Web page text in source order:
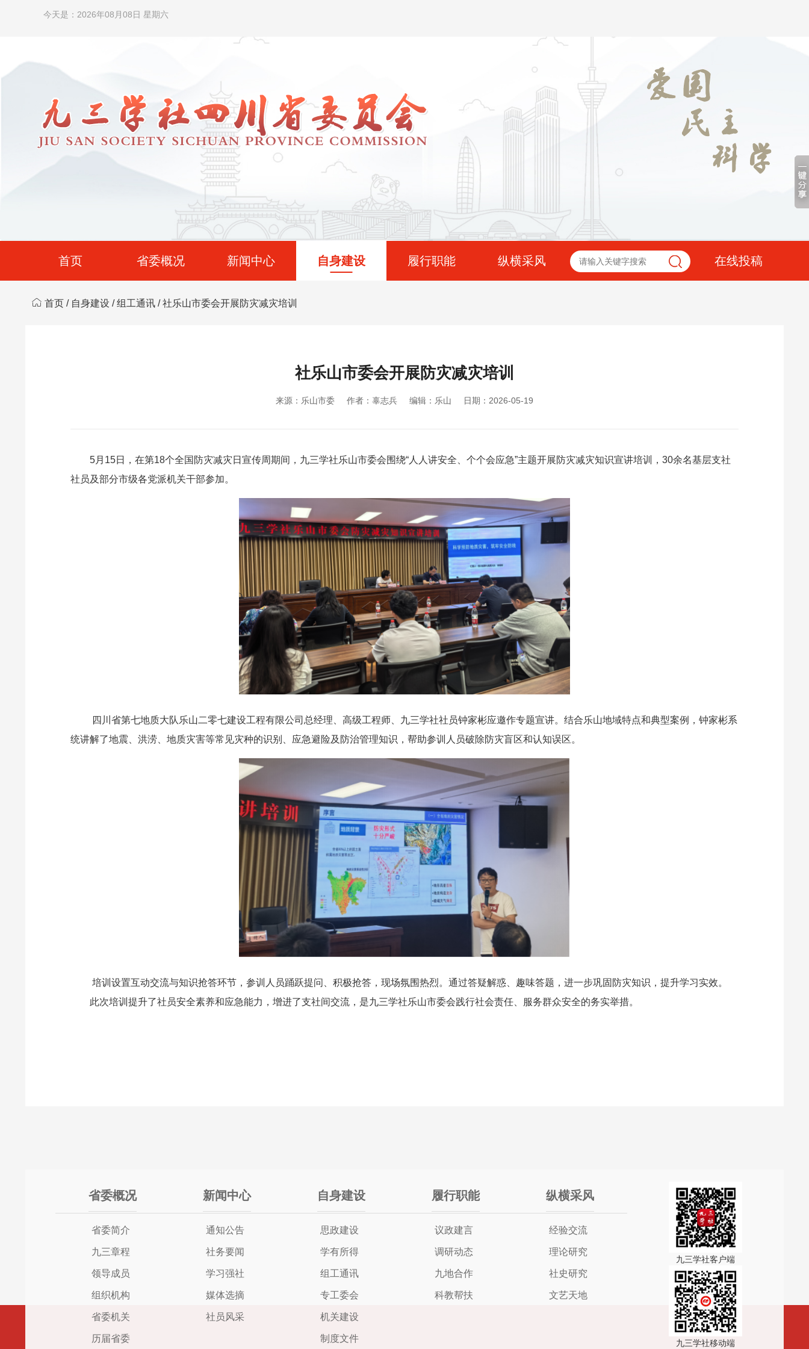
今天是：2026年08月08日 星期六
首页 省委概况 新闻中心 自身建设 履行职能 纵横采风 在线投稿
首页 / 自身建设 /组工通讯 / 社乐山市委会开展防灾减灾培训
社乐山市委会开展防灾减灾培训
来源：乐山市委 作者：辜志兵 编辑：乐山 日期：2026-05-19
5月15日，在第18个全国防灾减灾日宣传周期间，九三学社乐山市委会围绕“人人讲安全、个个会应急”主题开展防灾减灾知识宣讲培训，30余名基层支社
社员及部分市级各党派机关干部参加。
四川省第七地质大队乐山二零七建设工程有限公司总经理、 高级工程师、 九三学社社员钟家彬应邀作专题宣讲。结合乐山地域特点和典型案例， 钟家彬系
统讲解了地震、洪涝、地质灾害等常见灾种的识别、应急避险及防治管理知识，帮助参训人员破除防灾盲区和认知误区。
培训设置互动交流与知识抢答环节，参训人员踊跃提问、积极抢答，现场氛围热烈。通过答疑解惑、趣味答题，进一步巩固防灾知识，提升学习实效。
此次培训提升了社员安全素养和应急能力，增进了支社间交流，是九三学社乐山市委会践行社会责任、服务群众安全的务实举措。
省委概况
省委简介
九三章程
领导成员
组织机构
省委机关
历届省委
新闻中心
通知公告
社务要闻
学习强社
媒体选摘
社员风采
自身建设
思政建设
学有所得
组工通讯
专工委会
机关建设
制度文件
履行职能
议政建言
调研动态
九地合作
科教帮扶
纵横采风
经验交流
理论研究
社史研究
文艺天地
九三学社客户端
九三学社移动端